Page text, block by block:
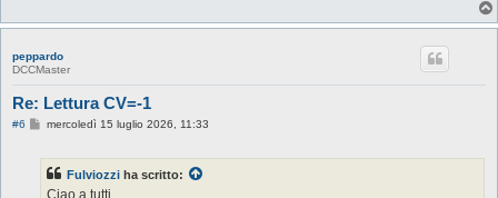
peppardo
DCCMaster
Re: Lettura CV=-1
#6
M
a
g
mercoledì 15 luglio 2026, 11:33
Fulviozzi ha scritto:
Ciao a tutti,